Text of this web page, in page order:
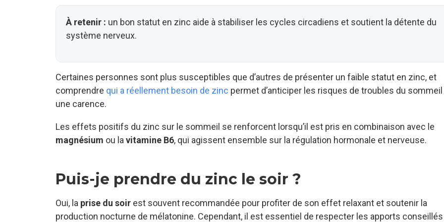
À retenir : un bon statut en zinc aide à stabiliser les cycles circadiens et soutient la détente du
système nerveux.
Certaines personnes sont plus susceptibles que d’autres de présenter un faible statut en zinc, et
comprendre qui a réellement besoin de zinc permet d’anticiper les risques de troubles du sommeil
une carence.
Les effets positifs du zinc sur le sommeil se renforcent lorsqu’il est pris en combinaison avec le
magnésium ou lavitamine B6, qui agissent ensemble sur la régulation hormonale et nerveuse.
Puis-je prendre du zinc le soir ?
Oui, la prise du soir est souvent recommandée pour profiter de son effet relaxant et soutenir la
production nocturne de mélatonine. Cependant, il est essentiel de respecter les apports conseillés